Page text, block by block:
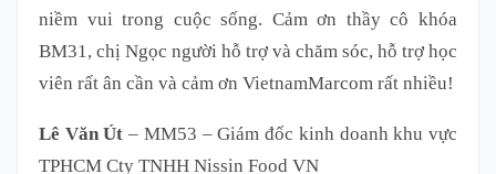
niềm vui trong cuộc sống. Cảm ơn thầy cô khóa
BM31, chị Ngọc người hỗ trợ và chăm sóc, hỗ trợ học
viên rất ân cần và cảm ơn VietnamMarcom rất nhiều!
Lê Văn Út – MM53 – Giám đốc kinh doanh khu vực
TPHCM Cty TNHH Nissin Food VN